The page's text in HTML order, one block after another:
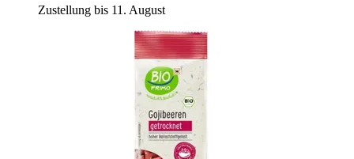
Zustellung bis 11. August